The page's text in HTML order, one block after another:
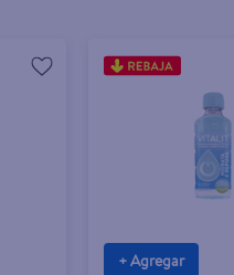
+ Agregar